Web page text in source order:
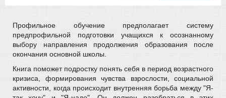
Профильное обучение предполагает систему
предпрофильной подготовки учащихся к осознанному
выбору направления продолжения образования после
окончания основной школы.
Книга поможет подростку понять себя в период возрастного
кризиса, формирования чувства взрослости, социальной
активности, когда происходит внутренняя борьба между "Я-